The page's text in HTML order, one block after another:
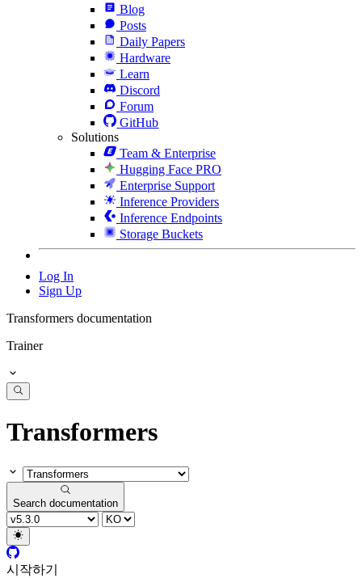
Blog
Posts
Daily Papers
Hardware
Learn
Discord
Forum
GitHub
Solutions
Team & Enterprise
Hugging Face PRO
Enterprise Support
Inference Providers
Inference Endpoints
Storage Buckets
Log In
Sign Up
Transformers documentation
Trainer
Transformers
Search documentation
시작하기